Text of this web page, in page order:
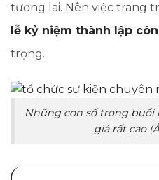
tương lai. Nên việc trang
lễ kỷ niệm thành lập
trọng.
Những con số trong buổi
giá rất cao